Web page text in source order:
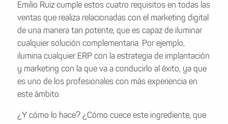
Emilio Ruiz cumple estos cuatro requisitos en todas las
ventas que realiza relacionadas con el marketing digital
de una manera tan potente, que es capaz de iluminar
cualquier solución complementaria. Por ejemplo,
ilumina cualquier ERP con la estrategia de implantación
y marketing con la que va a conducirlo al éxito, ya que
es uno de los profesionales con más experiencia en
este ámbito.
¿Y cómo lo hace? ¿Cómo cuece este ingrediente, que